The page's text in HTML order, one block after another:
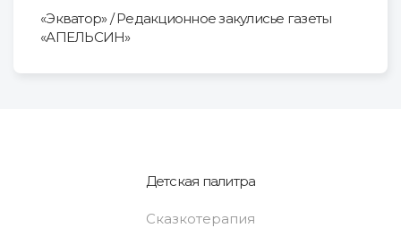
«Экватор» / Редакционное закулисье газеты
«АПЕЛЬСИН»
Детская палитра
Сказкотерапия